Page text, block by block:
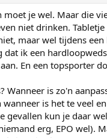
moet je wel. Maar die
niet drinken.
maar wel tijdens
dat ik een
En een topsporter
Wanneer is zo'n
is het te veel
gevallen kun je daar
erg, EPO wel).